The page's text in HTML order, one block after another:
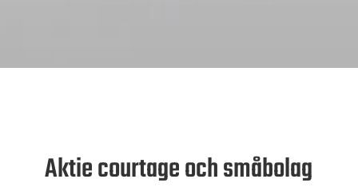
Aktie courtage och småbolag